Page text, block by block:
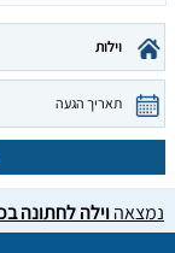
וילות
תאריך הגעה
נמצאהוילה לחתונה